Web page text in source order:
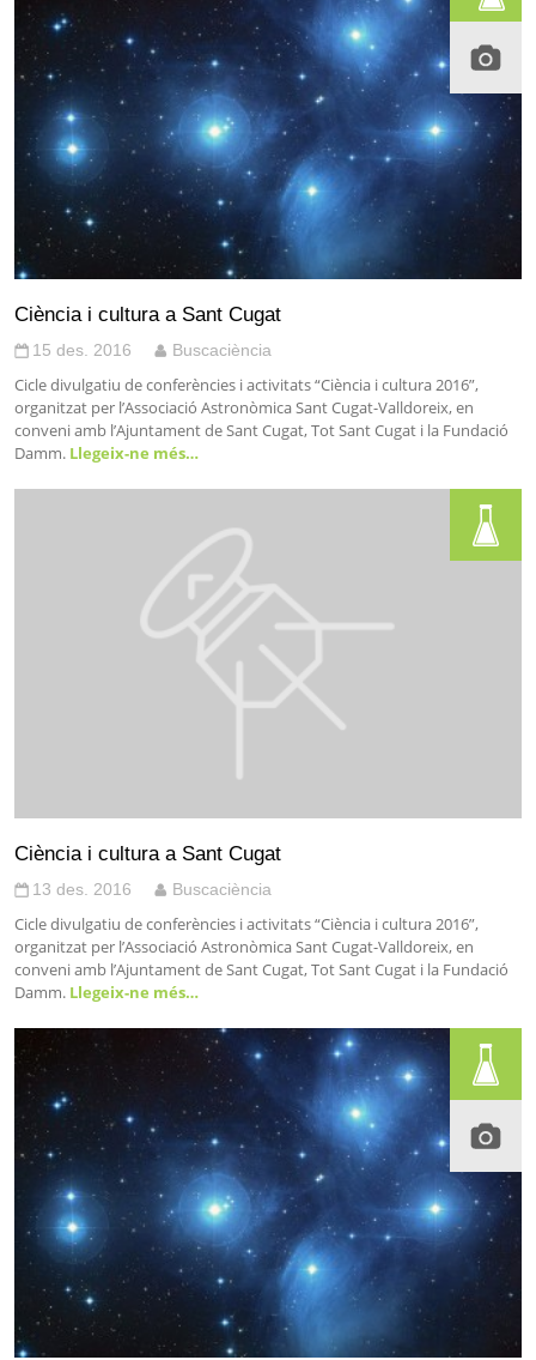
Ciència i cultura a Sant Cugat
15 des. 2016 Buscaciència
Cicle divulgatiu de conferències i activitats “Ciència i cultura 2016”,
organitzat per l’Associació Astronòmica Sant Cugat-Valldoreix, en
conveni amb l’Ajuntament de Sant Cugat, Tot Sant Cugat i la Fundació
Damm. Llegeix-ne més…
Ciència i cultura a Sant Cugat
13 des. 2016 Buscaciència
Cicle divulgatiu de conferències i activitats “Ciència i cultura 2016”,
organitzat per l’Associació Astronòmica Sant Cugat-Valldoreix, en
conveni amb l’Ajuntament de Sant Cugat, Tot Sant Cugat i la Fundació
Damm. Llegeix-ne més…